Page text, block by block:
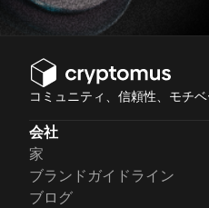
コミュニティ、信頼性、モチベ
会社
家
ブランドガイドライン
ブログ